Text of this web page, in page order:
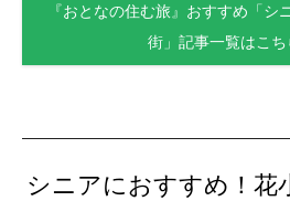
『おとなの住む旅』おすすめ「シ
街」記事一覧はこち
シニアにおすすめ！花